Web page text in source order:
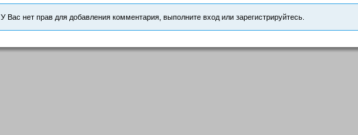
У Вас нет прав для добавления комментария, выполните вход или зарегистрируйтесь.